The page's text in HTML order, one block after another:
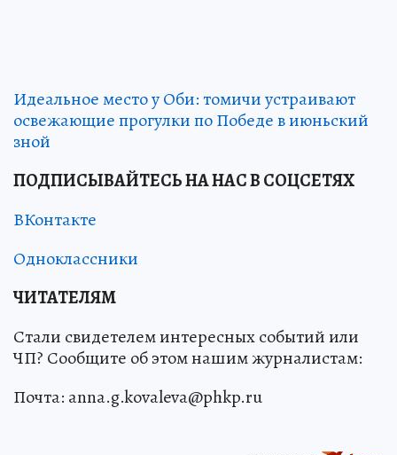
Идеальное место у Оби: томичи устраивают
освежающие прогулки по Победе в июньский
зной
ПОДПИСЫВАЙТЕСЬ НА НАС В СОЦСЕТЯХ
ВКонтакте
Одноклассники
ЧИТАТЕЛЯМ
Стали свидетелем интересных событий или
ЧП? Сообщите об этом нашим журналистам:
Почта: anna.g.kovaleva@phkp.ru